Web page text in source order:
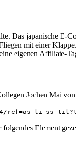
Das japanische E-
mit einer
eigenen Affiliate-
Jochen Mai
Element